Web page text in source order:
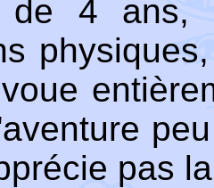
de 4 ans,
pas